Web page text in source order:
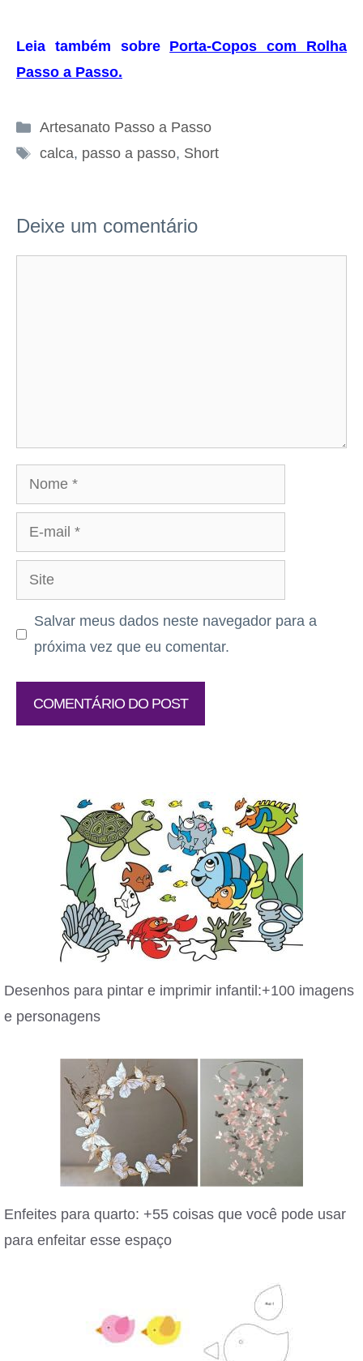
Leia também sobre Porta-Copos com Rolha
Passo a Passo.
Categorias
Artesanato Passo a Passo
Tags
calca, passo a passo, Short
Deixe um comentário
Nome
mail
Site
Salvar meus dados neste navegador para a
próxima vez que eu comentar.
Desenhos para pintar e imprimir infantil:+100 imagens
e personagens
Enfeites para quarto: +55 coisas que você pode usar
para enfeitar esse espaço